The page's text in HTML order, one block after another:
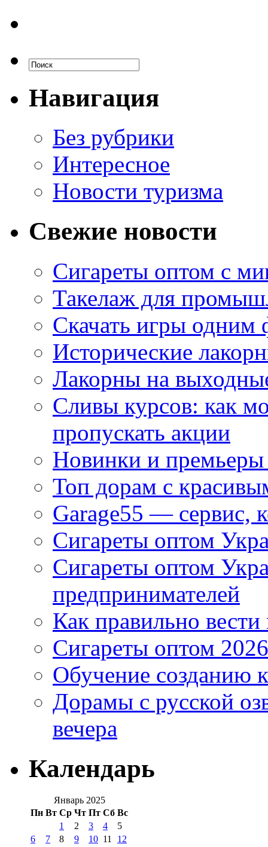
Навигация
Без рубрики
Интересное
Новости туризма
Свежие новости
Сигареты оптом с
Такелаж для
Скачать игры одним
Исторические
Лакорны на
Сливы курсов: как
пропускать акции
Новинки и
Топ дорам с
Garage55 — сервис,
Сигареты оптом
Сигареты оптом
предпринимателей
Как правильно
Сигареты оптом
Обучение созданию
Дорамы с русской
вечера
Календарь
Январь 2025
Пн Вт Ср Чт Пт Сб Вс
1
2 3 4
5
6
7 8 9 10 11 12